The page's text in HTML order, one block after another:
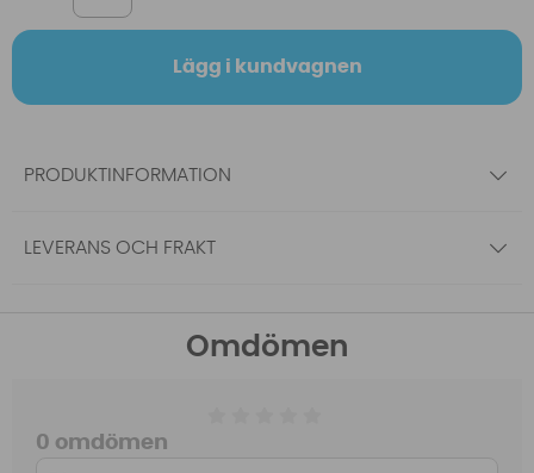
Lägg i kundvagnen
PRODUKTINFORMATION
LEVERANS OCH FRAKT
Omdömen
0 omdömen